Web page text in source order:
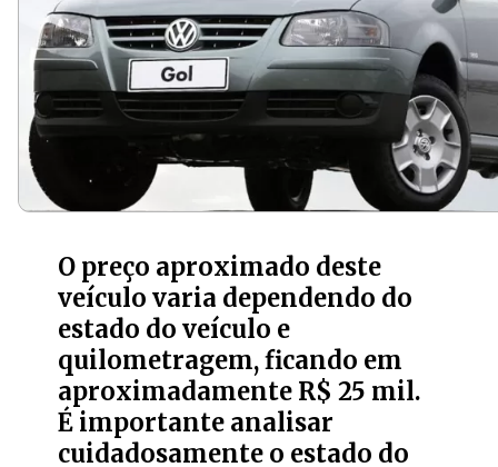
O preço aproximado deste
veículo varia dependendo do
estado do veículo e
quilometragem, ficando em
aproximadamente R$ 25 mil.
É importante analisar
cuidadosamente o estado do